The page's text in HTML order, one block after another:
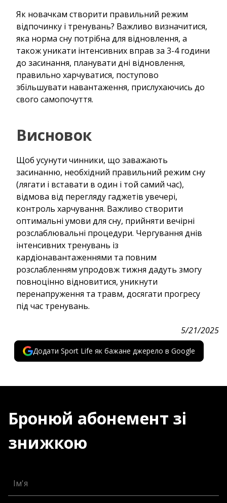
Як новачкам створити правильний режим
відпочинку і тренувань? Важливо визначитися,
яка норма сну потрібна для відновлення, а
також уникати інтенсивних вправ за 3-4 години
до засинання, планувати дні відновлення,
правильно харчуватися, поступово
збільшувати навантаження, прислухаючись до
свого самопочуття.
Висновок
Щоб усунути чинники, що заважають
засинанню, необхідний правильний режим сну
(лягати і вставати в один і той самий час),
відмова від перегляду гаджетів увечері,
контроль харчування. Важливо створити
оптимальні умови для сну, прийняти вечірні
розслаблювальні процедури. Чергування днів
інтенсивних тренувань із
кардіонавантаженнями та повним
розслабленням упродовж тижня дадуть змогу
повноцінно відновитися, уникнути
перенапруження та травм, досягати прогресу
під час тренувань.
5/21/2025
Додати Sport Life як бажане джерело в Google
Бронюй абонемент зі
знижкою
Ім'я